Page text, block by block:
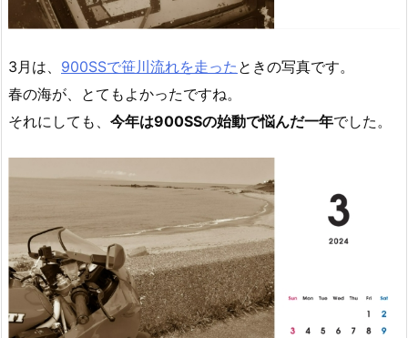
3月は、 900SSで笹川流れを走った ときの写真です。
春の海が、とてもよかったですね。
それにしても、 今年は900SSの始動で悩んだ一年でした。